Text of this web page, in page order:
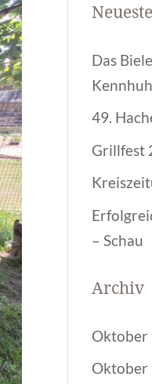
Das
49.
Grillfest
– Schau
Archiv
Oktober
Oktober